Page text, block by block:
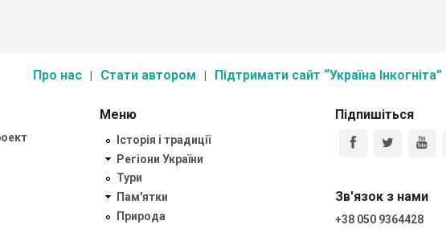
Про нас Стати автором Підтримати сайт “Україна Інкогніта”
Меню
Історія і традиції
Регіони України
Тури
Пам'ятки
Природа
Підпишіться
Зв'язок з нами
+38 050 9364428